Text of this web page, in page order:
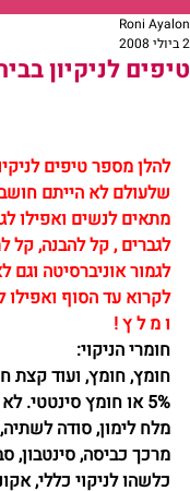
טיפים לניקיון
Roni Ayalon
2 ביולי 2008
להלן מספר טיפים
שלעולם לא הייתם
מתאים לנשים ואפילו
לגברים , קל להבנה, קל
לגמור אוניברסיטה וגם
לקרוא עד הסוף
ו מ ל ץ !
חומרי הניקוי:
חומץ, חומץ, ועוד קצת
5% או חומץ סינטטי.
מלח לימון, סודה
מרכך כביסה, סינטבון,
כלשהו לניקוי כללי,